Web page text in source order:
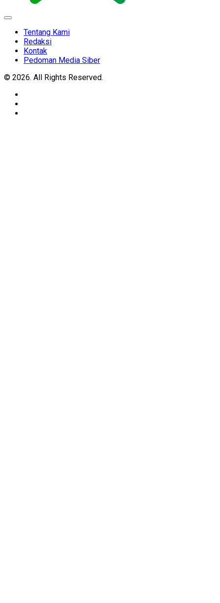
Expand
Tentang Kami
Redaksi
Kontak
Pedoman Media Siber
© 2026. All Rights Reserved.